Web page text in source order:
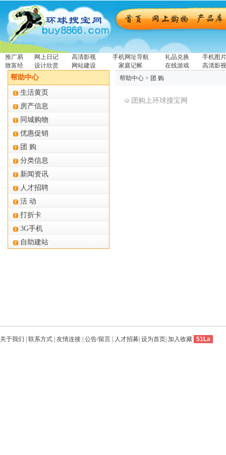
推广易 网上日记 高清影视 手机网址导航 礼品兑换
手机图片
致富经
设计欣赏 网站建设 家庭记帐 在线游戏 高清影视
帮助中心
生活黄页
房产信息
同城购物
优惠促销
团 购
分类信息
新闻资讯
人才招聘
活 动
打折卡
3G手机
自助建站
帮助中心 > 团 购
团购上环球搜宝网
关于我们 联系方式 友情连接 公告/留言 人才招募 设为首页 加入收藏 51La